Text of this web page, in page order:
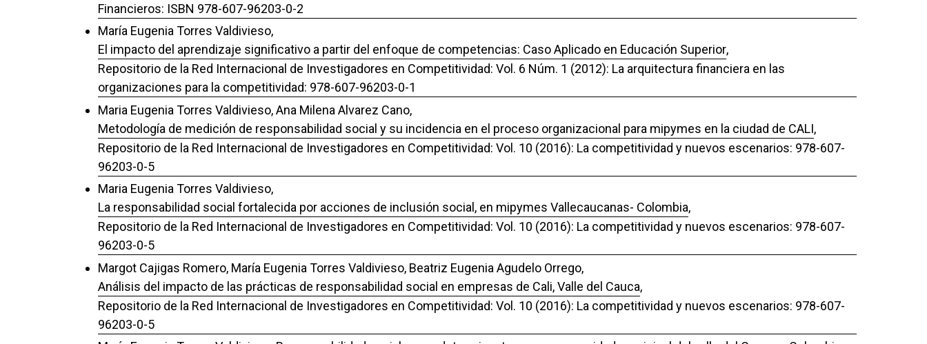
Financieros: ISBN 978-607-96203-0-2
María Eugenia Torres Valdivieso,
El impacto del aprendizaje significativo a partir del enfoque de competencias: Caso Aplicado en Educación Superior,
Repositorio de la Red Internacional de Investigadores en Competitividad: Vol. 6 Núm. 1 (2012): La arquitectura financiera en las
organizaciones para la competitividad: 978-607-96203-0-1
Maria Eugenia Torres Valdivieso, Ana Milena Alvarez Cano,
Metodología de medición de responsabilidad social y su incidencia en el proceso organizacional para mipymes en la ciudad de CALI,
Repositorio de la Red Internacional de Investigadores en Competitividad: Vol. 10 (2016): La competitividad y nuevos escenarios: 978-607-
96203-0-5
Maria Eugenia Torres Valdivieso,
La responsabilidad social fortalecida por acciones de inclusión social, en mipymes Vallecaucanas- Colombia,
Repositorio de la Red Internacional de Investigadores en Competitividad: Vol. 10 (2016): La competitividad y nuevos escenarios: 978-607-
96203-0-5
Margot Cajigas Romero, María Eugenia Torres Valdivieso, Beatriz Eugenia Agudelo Orrego,
Análisis del impacto de las prácticas de responsabilidad social en empresas de Cali, Valle del Cauca,
Repositorio de la Red Internacional de Investigadores en Competitividad: Vol. 10 (2016): La competitividad y nuevos escenarios: 978-607-
96203-0-5